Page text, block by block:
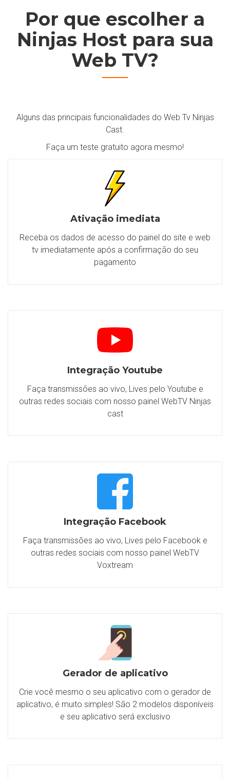
Por que escolher a
Ninjas Host para sua
Web TV?
Alguns das principais funcionalidades do Web Tv Ninjas
Cast.
Faça um teste gratuito agora mesmo!
Ativação imediata
Receba os dados de acesso do painel do site e web
tv imediatamente após a confirmação do seu
pagamento
Integração Youtube
Faça transmissões ao vivo, Lives pelo Youtube e
outras redes sociais com nosso painel WebTV Ninjas
cast
Integração Facebook
Faça transmissões ao vivo, Lives pelo Facebook e
outras redes sociais com nosso painel WebTV
Voxtream
Gerador de aplicativo
Crie você mesmo o seu aplicativo com o gerador de
aplicativo, é muito simples! São 2 modelos disponíveis
e seu aplicativo será exclusivo